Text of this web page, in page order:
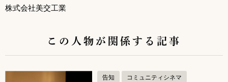
を
く
株式会社美交工業
この人物が関係する記事
告知 コミュニティシネマ